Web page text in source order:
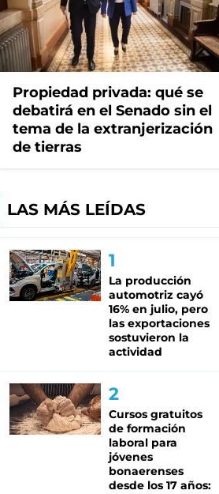
Propiedad privada: qué se
debatirá en el Senado sin el
tema de la extranjerización
de tierras
LAS MÁS LEÍDAS
La producción
automotriz cayó
16% en julio, pero
las exportaciones
sostuvieron la
actividad
Cursos gratuitos
de formación
laboral para
jóvenes
bonaerenses
desde los 17 años: